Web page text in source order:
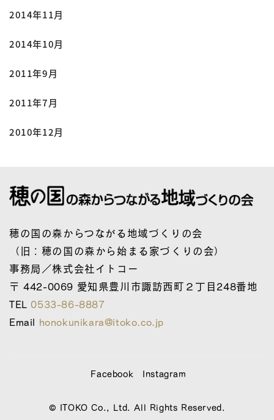
2014年11月
2014年10月
2011年9月
2011年7月
2010年12月
穂の国の森からつながる地域づくりの会
（旧：穂の国の森から始まる家づくりの会）
事務局／株式会社イトコー
〒 442-0069 愛知県豊川市諏訪西町２丁目248番地
TEL0533-86-8887
Email honokunikara@itoko.co.jp
Facebook Instagram
© ITOKO Co., Ltd. All Rights Reserved.